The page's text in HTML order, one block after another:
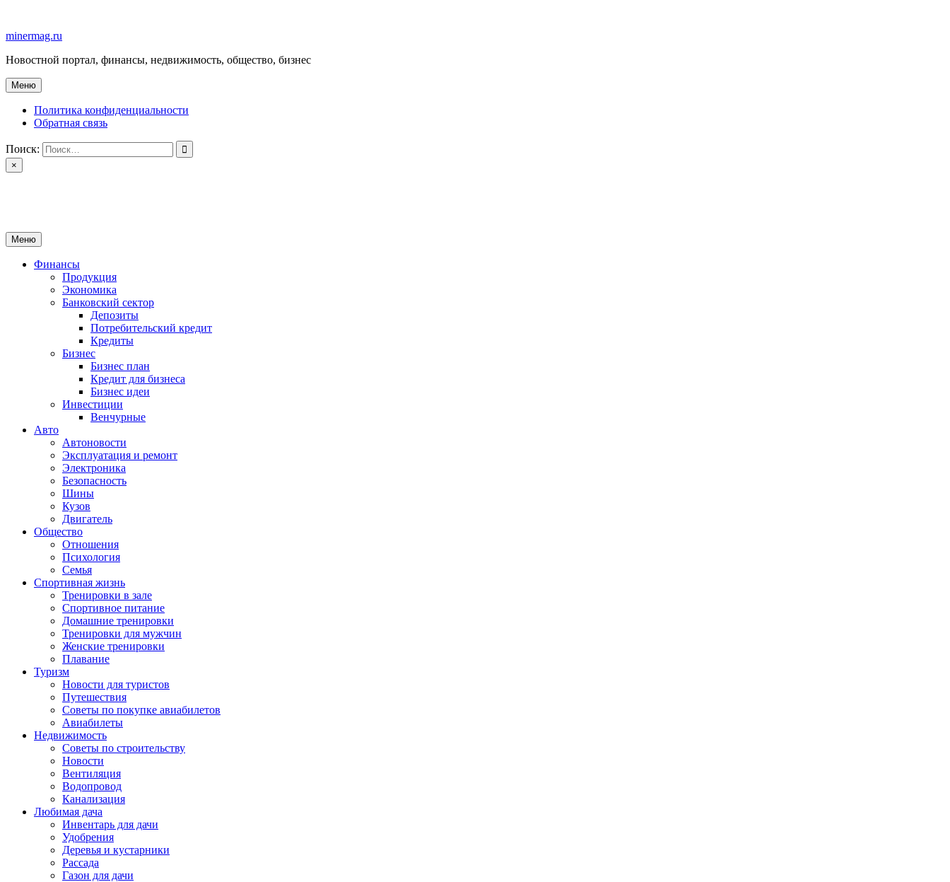
содержимому
minermag.ru
Новостной портал, финансы, недвижимость, общество, бизнес
Меню
Политика конфиденциальности
Обратная связь
Поиск:
×
Меню
Финансы
Продукция
Экономика
Банковский сектор
Депозиты
Потребительский кредит
Кредиты
Бизнес
Бизнес план
Кредит для бизнеса
Бизнес идеи
Инвестиции
Венчурные
Авто
Автоновости
Эксплуатация и ремонт
Электроника
Безопасность
Шины
Кузов
Двигатель
Общество
Отношения
Психология
Семья
Спортивная жизнь
Тренировки в зале
Спортивное питание
Домашние тренировки
Тренировки для мужчин
Женские тренировки
Плавание
Туризм
Новости для туристов
Путешествия
Советы по покупке авиабилетов
Авиабилеты
Недвижимость
Советы по строительству
Новости
Вентиляция
Водопровод
Канализация
Любимая дача
Инвентарь для дачи
Удобрения
Деревья и кустарники
Рассада
Газон для дачи